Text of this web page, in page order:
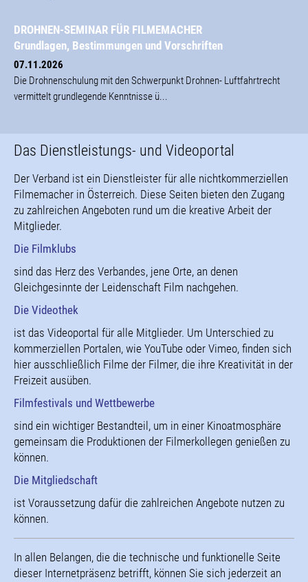
DROHNEN-SEMINAR FÜR FILMEMACHER
Grundlagen, Bestimmungen und Vorschriften
07.11.2026
Die Drohnenschulung mit den Schwerpunkt Drohnen- Luftfahrtrecht
vermittelt grundlegende Kenntnisse ü...
Das Dienstleistungs- und Videoportal
Der Verband ist ein Dienstleister für alle nichtkommerziellen
Filmemacher in Österreich. Diese Seiten bieten den Zugang
zu zahlreichen Angeboten rund um die kreative Arbeit der
Mitglieder.
Die Filmklubs
sind das Herz des Verbandes, jene Orte, an denen
Gleichgesinnte der Leidenschaft Film nachgehen.
Die Videothek
ist das Videoportal für alle Mitglieder. Um Unterschied zu
kommerziellen Portalen, wie YouTube oder Vimeo, finden sich
hier ausschließlich Filme der Filmer, die ihre Kreativität in der
Freizeit ausüben.
Filmfestivals und Wettbewerbe
sind ein wichtiger Bestandteil, um in einer Kinoatmosphäre
gemeinsam die Produktionen der Filmerkollegen genießen zu
können.
Die Mitgliedschaft
ist Voraussetzung dafür die zahlreichen Angebote nutzen zu
können.
In allen Belangen, die die technische und funktionelle Seite
dieser Internetpräsenz betrifft, können Sie sich jederzeit an